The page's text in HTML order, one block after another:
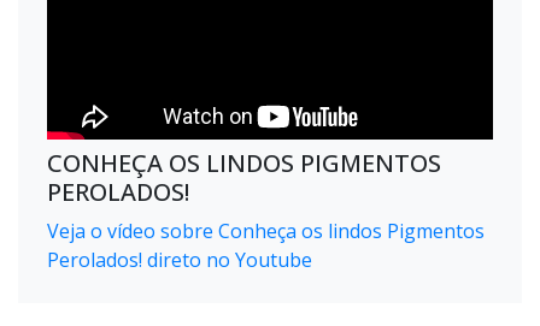
CONHEÇA OS LINDOS PIGMENTOS
PEROLADOS!
Veja o vídeo sobre Conheça os lindos Pigmentos
Perolados! direto no Youtube